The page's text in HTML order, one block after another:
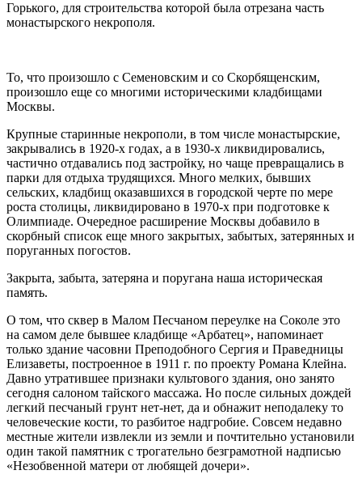
Горького, для строительства которой была отрезана часть
монастырского некрополя.
То, что произошло с Семеновским и со Скорбященским,
произошло еще со многими историческими кладбищами
Москвы.
Крупные старинные некрополи, в том числе монастырские,
закрывались в 1920-х годах, а в 1930-х ликвидировались,
частично отдавались под застройку, но чаще превращались в
парки для отдыха трудящихся. Много мелких, бывших
сельских, кладбищ оказавшихся в городской черте по мере
роста столицы, ликвидировано в 1970-х при подготовке к
Олимпиаде. Очередное расширение Москвы добавило в
скорбный список еще много закрытых, забытых, затерянных и
поруганных погостов.
Закрыта, забыта, затеряна и поругана наша историческая
память.
О том, что сквер в Малом Песчаном переулке на Соколе это
на самом деле бывшее кладбище «Арбатец», напоминает
только здание часовни Преподобного Сергия и Праведницы
Елизаветы, построенное в 1911 г. по проекту Романа Клейна.
Давно утратившее признаки культового здания, оно занято
сегодня салоном тайского массажа. Но после сильных дождей
легкий песчаный грунт нет-нет, да и обнажит неподалеку то
человеческие кости, то разбитое надгробие. Совсем недавно
местные жители извлекли из земли и почтительно установили
один такой памятник с трогательно безграмотной надписью
«Незобвенной матери от любящей дочери».